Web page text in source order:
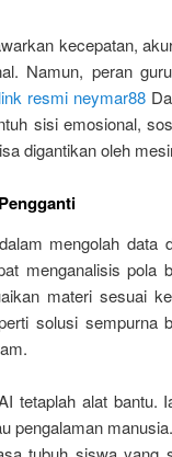
kecepatan,
Namun, peran
link resmi neymar88
sisi emosional,
digantikan oleh
mengolah data
menganalisis pola
materi sesuai
solusi sempurna
tetaplah alat bantu.
pengalaman